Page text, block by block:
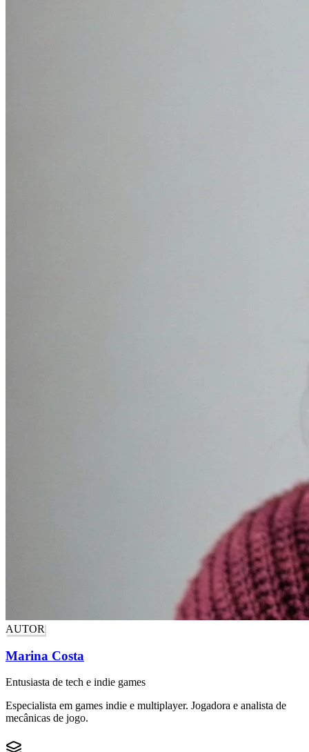
AUTOR
Marina Costa
Entusiasta de tech e indie games
Especialista em games indie e multiplayer. Jogadora e analista de
mecânicas de jogo.